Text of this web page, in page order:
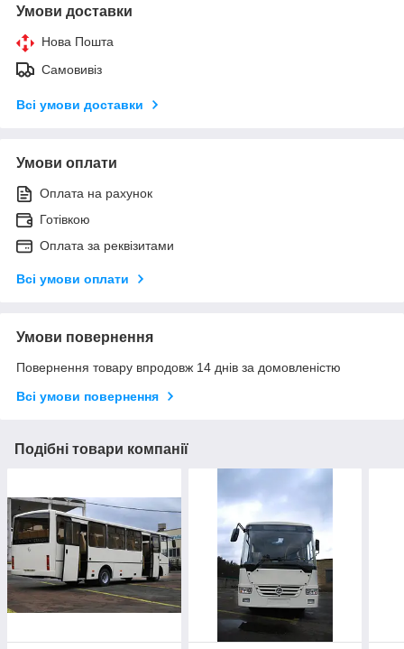
Умови доставки
Нова Пошта
Самовивіз
Всі умови доставки
Умови оплати
Оплата на рахунок
Готівкою
Оплата за реквізитами
Всі умови оплати
Умови повернення
Повернення товару впродовж 14 днів за домовленістю
Всі умови повернення
Подібні товари компанії